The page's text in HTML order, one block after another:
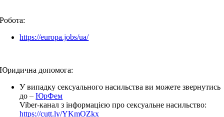
Робота:
https://europa.jobs/ua/
Юридична допомога:
У випадку сексуального насильства ви можете звернутись
до –ЮрФем
Viber-канал з інформацією про сексуальне насильство:
https://cutt.ly/YKmOZkx